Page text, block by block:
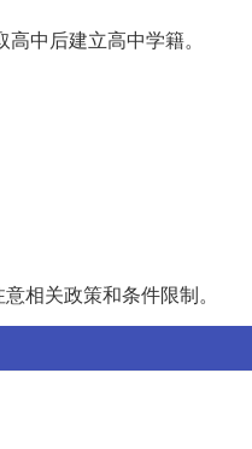
中后建立高中学籍。
相关政策和条件限制。